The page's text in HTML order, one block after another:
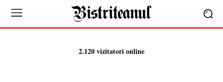
2.120 vizitatori online